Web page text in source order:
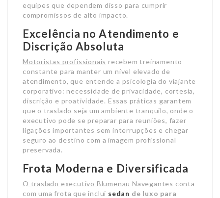
equipes que dependem disso para cumprir
compromissos de alto impacto.
Excelência no Atendimento e
Discrição Absoluta
Motoristas profissionais recebem treinamento
constante para manter um nível elevado de
atendimento, que entende a psicologia do viajante
corporativo: necessidade de privacidade, cortesia,
discrição e proatividade. Essas práticas garantem
que o traslado seja um ambiente tranquilo, onde o
executivo pode se preparar para reuniões, fazer
ligações importantes sem interrupções e chegar
seguro ao destino com a imagem profissional
preservada.
Frota Moderna e Diversificada
O traslado executivo Blumenau Navegantes conta
com uma frota que inclui sedan de luxo para